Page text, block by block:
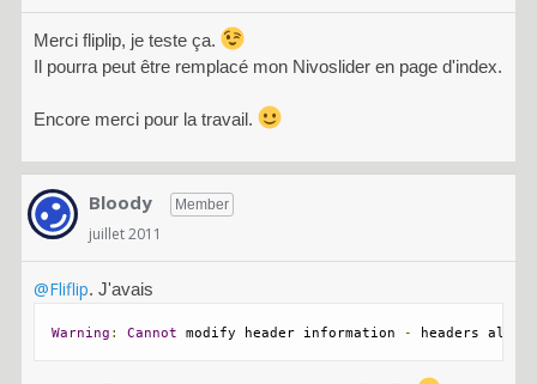
Merci fliplip, je teste ça.
Il pourra peut être remplacé mon Nivoslider en page d'index.
Encore merci pour la travail.
Bloody Member
juillet 2011
@Fliflip. J'avais
Warning : Cannot modify header information - headers